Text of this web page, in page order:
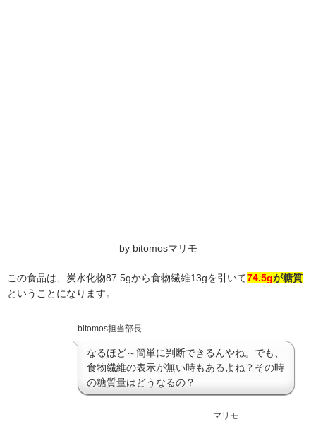
by bitomosマリモ
この食品は、炭水化物87.5gから食物繊維13gを引いて74.5gが糖質
ということになります。
bitomos担当部長
なるほど～簡単に判断できるんやね。でも、
食物繊維の表示が無い時もあるよね？その時
の糖質量はどうなるの？
マリモ